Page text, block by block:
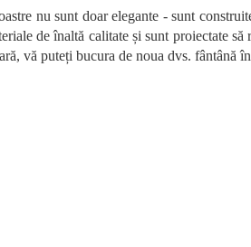
nu sunt doar elegante - sunt
de înaltă calitate și sunt proiectate
vă puteți bucura de noua dvs. fântână